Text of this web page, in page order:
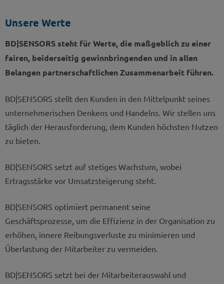
Unsere Werte
BD|SENSORS steht für Werte, die maßgeblich zu einer
fairen, beiderseitig gewinnbringenden und in allen
Belangen partnerschaftlichen Zusammenarbeit führen.
BD|SENSORS stellt den Kunden in den Mittelpunkt seines
unternehmerischen Denkens und Handelns. Wir stellen uns
täglich der Herausforderung, dem Kunden höchsten Nutzen
zu bieten.
BD|SENSORS setzt auf stetiges Wachstum, wobei
Ertragsstärke vor Umsatzsteigerung steht.
BD|SENSORS optimiert permanent seine
Geschäftsprozesse, um die Effizienz in der Organisation zu
erhöhen, innere Reibungsverluste zu minimieren und
Überlastung der Mitarbeiter zu vermeiden.
BD|SENSORS setzt bei der Mitarbeiterauswahl und